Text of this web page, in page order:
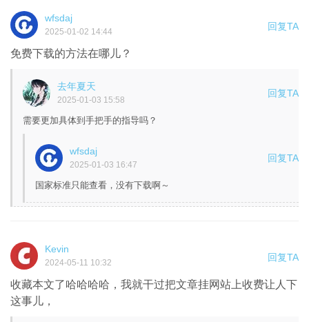
wfsdaj
2025-01-02 14:44 回复TA
免费下载的方法在哪儿？
去年夏天
2025-01-03 15:58
回复TA
需要更加具体到手把手的指导吗？
wfsdaj
2025-01-03 16:47
回复TA
国家标准只能查看，没有下载啊～
Kevin
2024-05-11 10:32 回复TA
收藏本文了哈哈哈哈，我就干过把文章挂网站上收费让人下
这事儿，